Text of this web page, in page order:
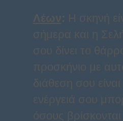
Λέων: Η σκηνή
σήμερα και η
σου δίνει το
προσκήνιο με
διάθεση σου
ενέργειά σου
όσους